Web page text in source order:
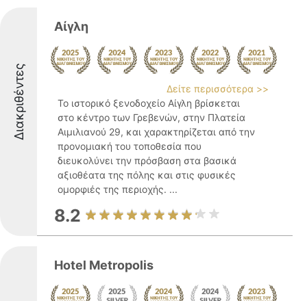
Διακριθέντες
Αίγλη
Δείτε περισσότερα >>
Το ιστορικό ξενοδοχείο Αίγλη βρίσκεται
στο κέντρο των Γρεβενών, στην Πλατεία
Αιμιλιανού 29, και χαρακτηρίζεται από την
προνομιακή του τοποθεσία που
διευκολύνει την πρόσβαση στα βασικά
αξιοθέατα της πόλης και στις φυσικές
ομορφιές της περιοχής. ...
8.2
Hotel Metropolis